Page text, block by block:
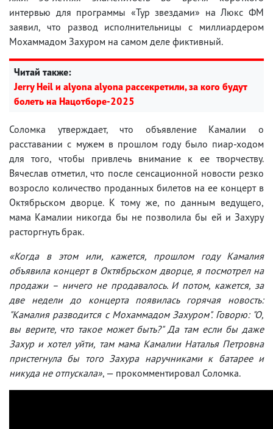
интервью для программы «Тур звездами» на Люкс ФМ
заявил, что развод исполнительницы с миллиардером
Мохаммадом Захуром на самом деле фиктивный.
Читай также:
Jerry Heil и аlyona аlyona рассекретили, за кого будут
болеть на Нацотборе-2025
Соломка утверждает, что объявление Камалии о
расставании с мужем в прошлом году было пиар-ходом
для того, чтобы привлечь внимание к ее творчеству.
Вячеслав отметил, что после сенсационной новости резко
возросло количество проданных билетов на ее концерт в
Октябрьском дворце. К тому же, по данным ведущего,
мама Камалии никогда бы не позволила бы ей и Захуру
расторгнуть брак.
«Когда в этом или, кажется, прошлом году Камалия
объявила концерт в Октябрьском дворце, я посмотрел на
продажи – ничего не продавалось. И потом, кажется, за
две недели до концерта появилась горячая новость:
"Камалия разводится с Мохаммадом Захуром". Говорю: "О,
вы верите, что такое может быть?" Да там если бы даже
Захур и хотел уйти, там мама Камалии Наталья Петровна
пристегнула бы того Захура наручниками к батарее и
никуда не отпускала», — прокомментировал Соломка.